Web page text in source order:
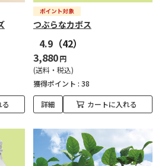
つぶらなカボス
4.9 （42）
3,880円
(送料・税込)
獲得ポイント : 38
詳細 カートに入れる